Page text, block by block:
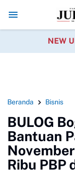
Bomang
NEW
Beranda Bisnis
BULOG
Bantuan
Ribu PBP